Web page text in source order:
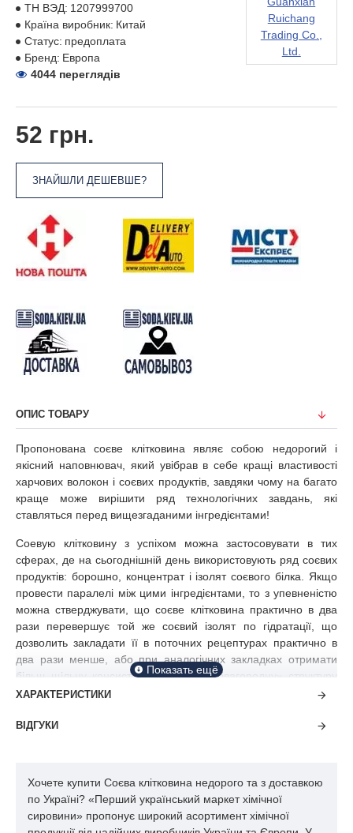
52 грн.
ЗНАЙШЛИ ДЕШЕВШЕ?
ТН ВЭД: 1207999700
Країна виробник: Китай
Статус: предоплата
Бренд: Европа
Ruichang
Trading Co.,
Ltd.
4044 переглядів
ОПИС ТОВАРУ
Пропонована соєве клітковина являє собою недорогий і
якісний наповнювач, який увібрав в себе кращі властивості
харчових волокон і соєвих продуктів, завдяки чому на багато
краще може вирішити ряд технологічних завдань, які
ставляться перед вищезгаданими інгредієнтами!
Соевую клітковину з успіхом можна застосовувати в тих
сферах, де на сьогоднішній день використовують ряд соєвих
продуктів: борошно, концентрат і ізолят соєвого білка. Якщо
провести паралелі між цими інгредієнтами, то з упевненістю
можна стверджувати, що соєве клітковина практично в два
рази перевершує той же соєвий ізолят по гідратації, що
дозволить закладати її в поточних рецептурах практично в
два рази менше, або при аналогічних закладках отримати
більш щільну консистенцію і більш «благородну» структуру
готового виробу! Завдяки наявності клітковини в нашому
при підвищених дозах соєвих продуктів. Важливим фактором
Хочеться акцентувати увагу споживачів, що соєве клітковина
в значній частині складається з баластних речовин - харчових
ХАРАКТЕРИСТИКИ
ВІДГУКИ
Хочете купити Соєва клітковина недорого та з доставкою
по Україні? «Перший український маркет хімічної
сировини» пропонує широкий асортимент хімічної